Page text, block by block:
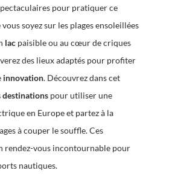
pour pratiquer ce
vous soyez sur les plages ensoleillées
lac paisible ou au cœur de criques
des lieux adaptés pour profiter
innovation. Découvrez dans cet
destinations pour utiliser une
en Europe et partez à la
à couper le souffle. Ces
rendez-vous incontournable pour
nautiques.